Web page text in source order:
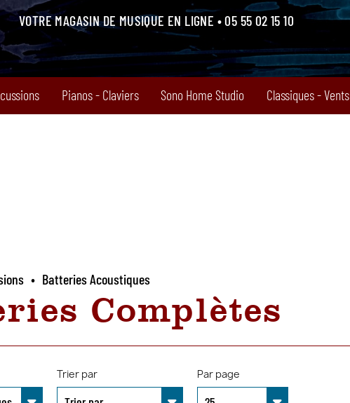
VOTRE MAGASIN DE MUSIQUE EN LIGNE • 05 55 02 15 10
Pianos - Claviers Sono Home Studio Classiques - Vents
• Batteries Acoustiques
Complètes
Trier par Par page